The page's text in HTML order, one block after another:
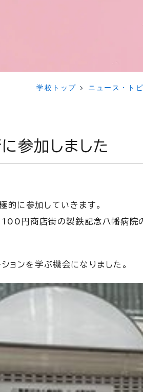
学校トップ ニュース・ト
参加しました
的に参加していきます。
円商店街の製鉄記念八幡病院
ョンを学ぶ機会になりました。